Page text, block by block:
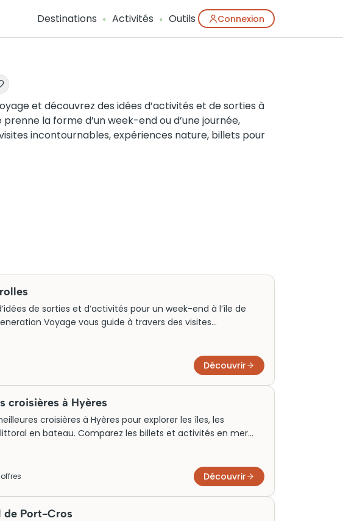
Destinations Activités Outils Connexion
et découvrez des idées d’activités et de sorties à
la forme d’un week-end ou d’une journée,
incontournables, expériences nature, billets pour
de sorties et d’activités pour un week-end à l’île de
Voyage vous guide à travers des visites
préservée du Var.
Découvrir
croisières à Hyères
croisières à Hyères pour explorer les îles, les
en bateau. Comparez les billets et activités en mer
offres Découvrir
de Port-Cros